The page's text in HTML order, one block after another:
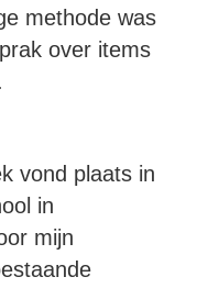
methode was
over items
vond plaats in
in
mijn